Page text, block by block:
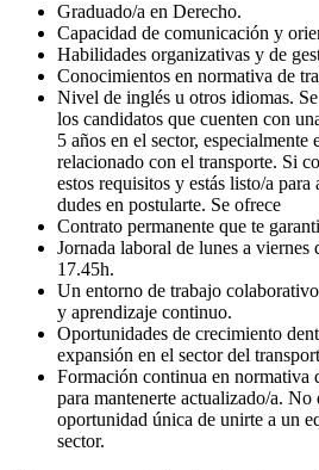
Graduado/a en Derecho.
Capacidad de comunicación y
Habilidades organizativas y de
Conocimientos en normativa de
Nivel de inglés u otros idiomas.
los candidatos que cuenten con
5 años en el sector,
relacionado con el transporte. Si
estos requisitos y estás listo/a
dudes en postularte. Se ofrece
Contrato permanente que te
Jornada laboral de lunes a viernes
17.45h.
Un entorno de trabajo
y aprendizaje continuo.
Oportunidades de crecimiento
expansión en el sector del
Formación continua en normativa
para mantenerte actualizado/a. No
oportunidad única de unirte a un
sector.